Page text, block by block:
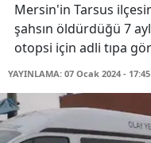
Mersin'in Tarsus
şahsın öldürdüğü 7
otopsi için adli tıpa
YAYINLAMA: 07 Ocak 2024 - 17:45